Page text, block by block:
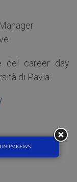
del career day
di Pavia: